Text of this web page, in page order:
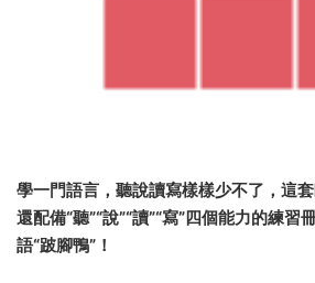
學一門語言，聽說讀寫樣樣少不了，這
還配備“聽”“說”“讀”“寫”四個能力的練習
語“跛腳鴨”！